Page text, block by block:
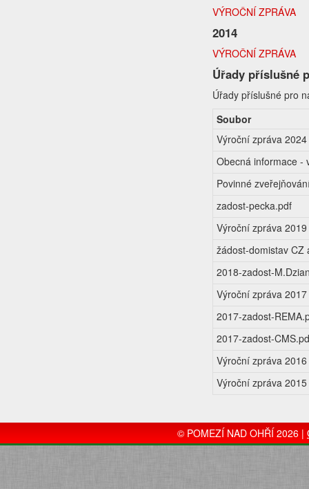
VÝROČNÍ ZPRÁVA
2014
VÝROČNÍ ZPRÁVA
Úřady příslušné
Úřady příslušné pro
Soubor
Výroční zpráva 2024
Obecná informace -
Povinné
zadost-pecka.pdf
Výroční zpráva 2019
žádost-domistav CZ
2018-zadost-
Výroční zpráva 2017
2017-zadost-
2017-zadost-
Výroční zpráva 2016
Výroční zpráva 2015
© POMEZÍ NAD OHŘÍ 2026 |